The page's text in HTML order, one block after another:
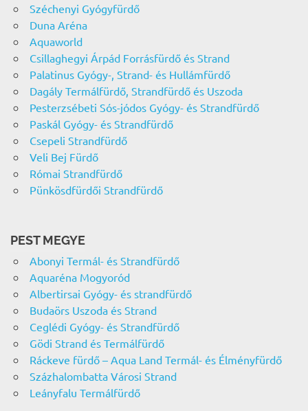
Széchenyi Gyógyfürdő
Duna Aréna
Aquaworld
Csillaghegyi Árpád Forrásfürdő és Strand
Palatinus Gyógy-, Strand- és Hullámfürdő
Dagály Termálfürdő, Strandfürdő és Uszoda
Pesterzsébeti Sós-jódos Gyógy- és Strandfürdő
Paskál Gyógy- és Strandfürdő
Csepeli Strandfürdő
Veli Bej Fürdő
Római Strandfürdő
Pünkösdfürdői Strandfürdő
PEST MEGYE
Abonyi Termál- és Strandfürdő
Aquaréna Mogyoród
Albertirsai Gyógy- és strandfürdő
Budaörs Uszoda és Strand
Ceglédi Gyógy- és Strandfürdő
Gödi Strand és Termálfürdő
Ráckeve fürdő – Aqua Land Termál- és Élményfürdő
Százhalombatta Városi Strand
Leányfalu Termálfürdő